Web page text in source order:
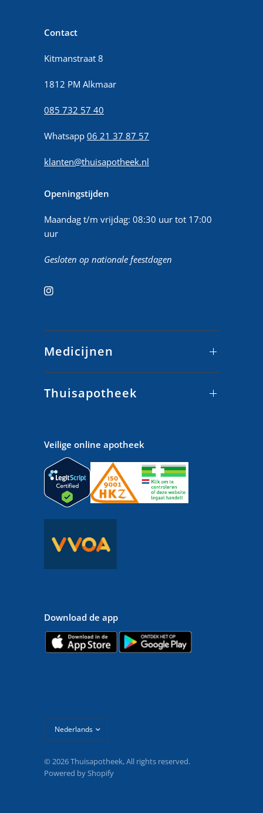
Contact
Kitmanstraat 8
1812 PM Alkmaar
085 732 57 40
Whatsapp06 21 37 87 57
klanten@thuisapotheek.nl
Openingstijden
Maandag t/m vrijdag: 08:30 uur tot 17:00
uur
Gesloten op nationale feestdagen
Medicijnen
Thuisapotheek
Veilige online apotheek
Download de app
Land/regio
bijwerken
© 2026 Thuisapotheek, All rights reserved.
Powered by Shopify